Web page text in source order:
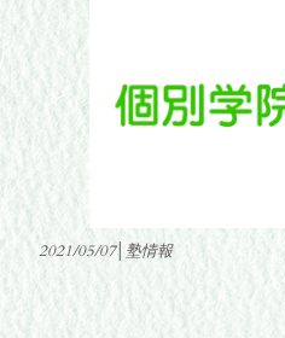
2021/05/07│塾情報